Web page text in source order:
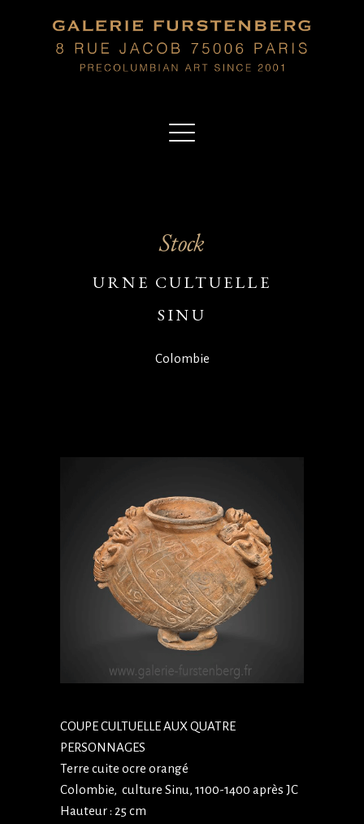
Stock
URNE CULTUELLE
SINU
Colombie
COUPE CULTUELLE AUX QUATRE
PERSONNAGES
Terre cuite ocre orangé
Colombie, culture Sinu, 1100-1400 après JC
Hauteur : 25 cm